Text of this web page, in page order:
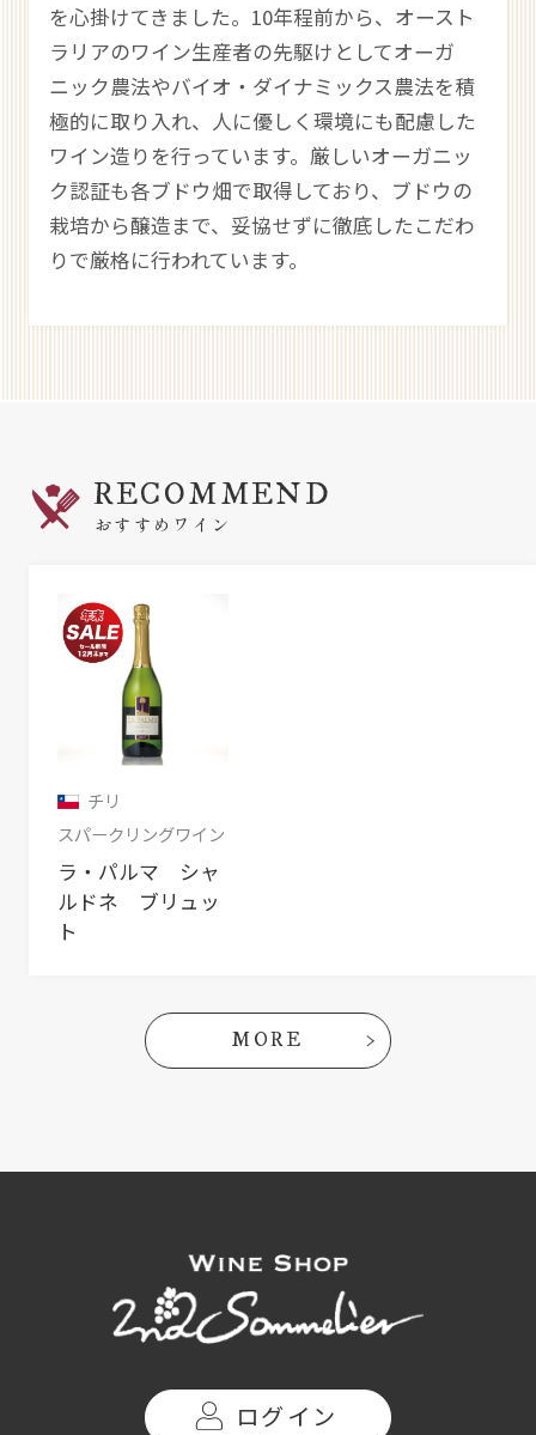
を心掛けてきました。10年程前から、オースト
ラリアのワイン生産者の先駆けとしてオーガ
ニック農法やバイオ・ダイナミックス農法を積
極的に取り入れ、人に優しく環境にも配慮した
ワイン造りを行っています。厳しいオーガニッ
ク認証も各ブドウ畑で取得しており、ブドウの
栽培から醸造まで、妥協せずに徹底したこだわ
りで厳格に行われています。
RECOMMEND
おすすめワイン
チリ
スパークリングワイン
ラ・パルマ シャ
ルドネ ブリュッ
ト
MORE
ログイン